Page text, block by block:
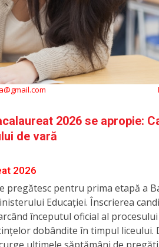
2026 se apropie:
de vară
2026
pregătesc pentru prima etapă a
Educației. Înscrierea
începutul oficial al
dobândite în timpul liceului.
ultimele săptămâni de